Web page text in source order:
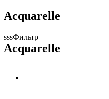
Acquarelle
sssФильтр
Acquarelle